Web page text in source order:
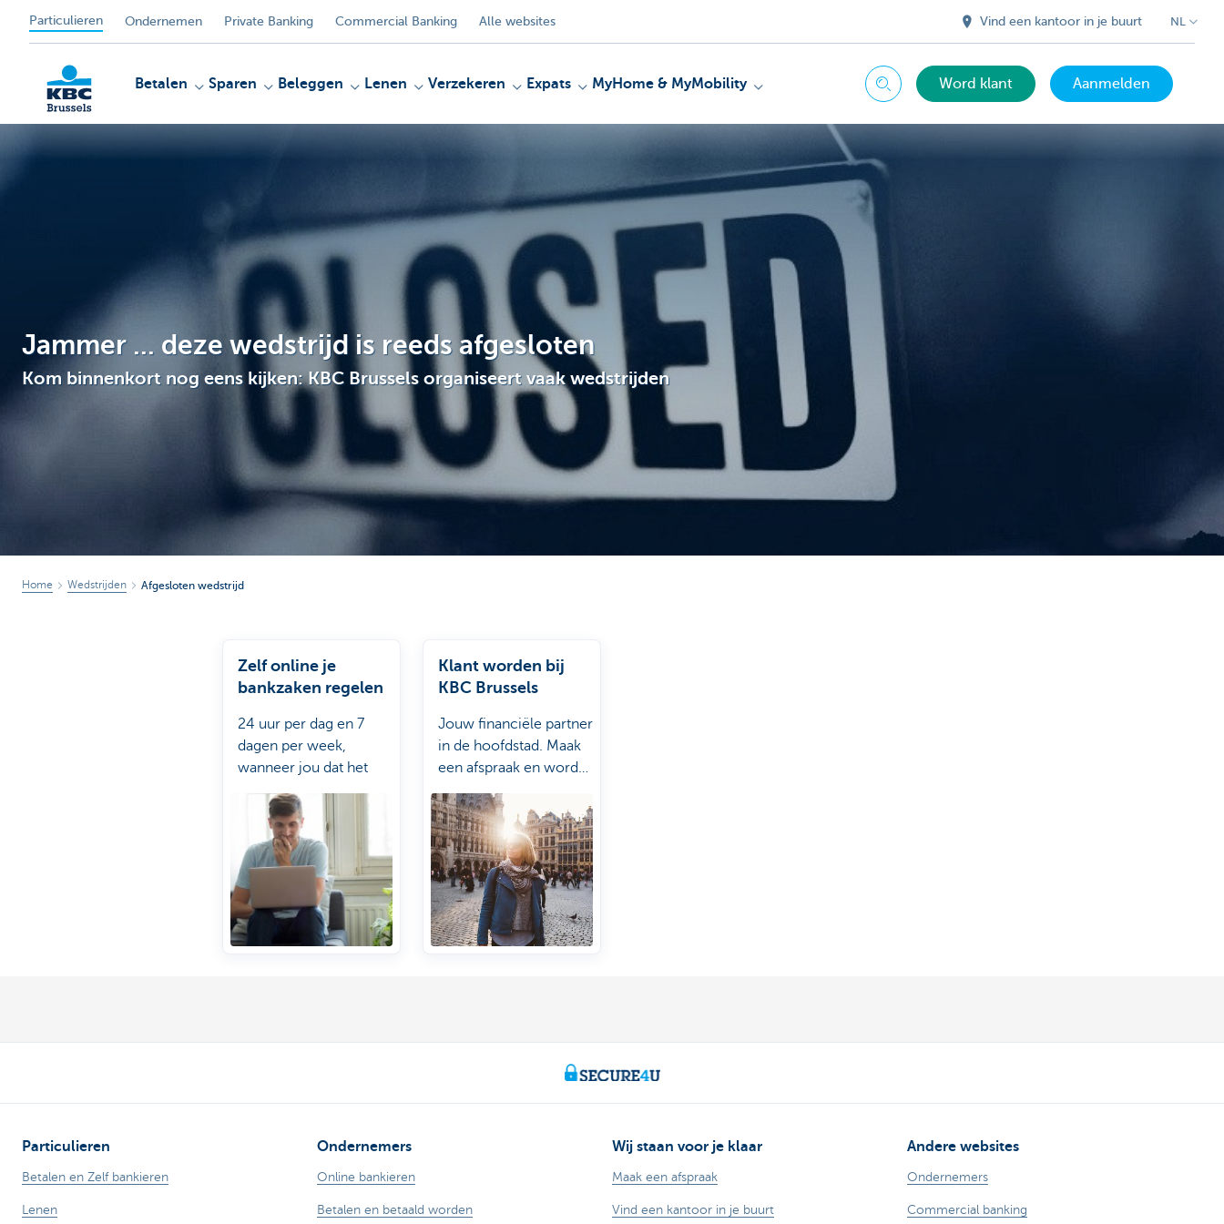
Particulieren Ondernemen Private Banking Commercial Banking Alle websites Vind een kantoor in je buurt NL
Betalen Sparen Beleggen Lenen Verzekeren Expats MyHome & MyMobility Zoeken Word klant Aanmelden
Jammer ... deze wedstrijd is reeds afgesloten
Kom binnenkort nog eens kijken: KBC Brussels organiseert vaak wedstrijden
Home Wedstrijden Afgesloten wedstrijd
Zelf online je
bankzaken regelen
24 uur per dag en 7
dagen per week,
wanneer jou dat het
beste uitkomt.
Klant worden bij
KBC Brussels
Jouw financiële partner
in de hoofdstad. Maak
een afspraak en word
klant in een paar
klikken.
Particulieren
Betalen en Zelf bankieren
Lenen
Ondernemers
Online bankieren
Betalen en betaald worden
Wij staan voor je klaar
Maak een afspraak
Vind een kantoor in je buurt
Andere websites
Ondernemers
Commercial banking